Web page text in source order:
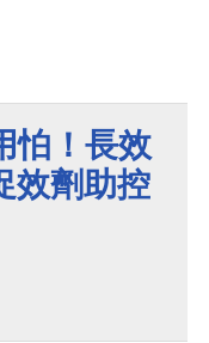
怕！長效
效劑助控